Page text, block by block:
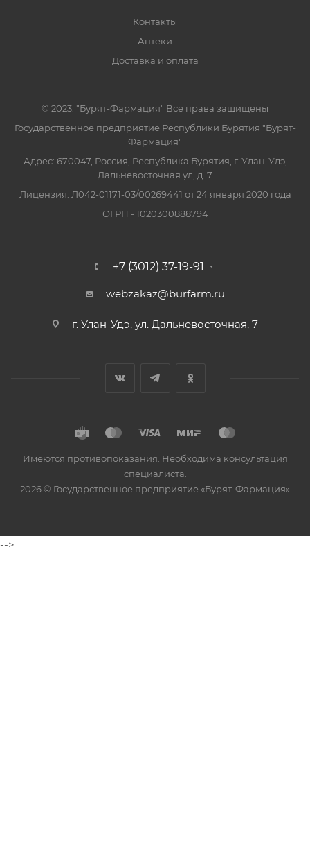
Контакты
Аптеки
Доставка и оплата
© 2023. "Бурят-Фармация" Все права защищены
Государственное предприятие Республики Бурятия "Бурят-
Фармация"
Адрес: 670047, Россия, Республика Бурятия, г. Улан-Удэ,
Дальневосточная ул, д. 7
Лицензия: Л042-01171-03/00269441 от 24 января 2020 года
ОГРН - 1020300888794
+7 (3012) 37-19-91
webzakaz@burfarm.ru
г. Улан-Удэ, ул. Дальневосточная, 7
Имеются противопоказания. Необходима консультация
специалиста.
2026 © Государственное предприятие «Бурят-Фармация»
-->